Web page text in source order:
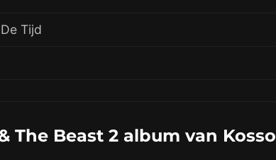
Tijd
The Beast 2 album van Kosso